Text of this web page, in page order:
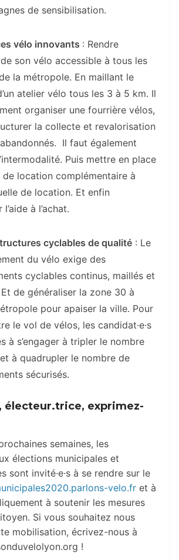
de sensibilisation.
vélo innovants : Rendre
de son vélo accessible à tous les
la métropole. En maillant le
atelier vélo tous les 3 à 5 km. Il
organiser une fourrière vélos,
la collecte et revalorisation
Il faut également
Puis mettre en place
de location complémentaire à
de location. Et enfin
à l’achat.
cyclables de qualité : Le
du vélo exige des
cyclables continus, maillés et
de généraliser la zone 30 à
pour apaiser la ville. Pour
le vol de vélos, les candidat·e·s
à s’engager à tripler le nombre
et à quadrupler le nombre de
sécurisés.
électeur.trice, exprimez-
semaines, les
élections municipales et
sont invité·e·s à se rendre sur le
velo.fr et à
à soutenir les mesures
Si vous souhaitez nous
mobilisation, écrivez-nous à
!